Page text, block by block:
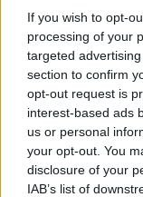
If you wish to opt-
processing of your
targeted
section to confirm
opt-out request is
interest-based ads
us or personal
your opt-out. You
disclosure of your
IAB’s list of
processione
le vie del
ore 19.30
Pavese) e
e Gabriele
Robecco sul